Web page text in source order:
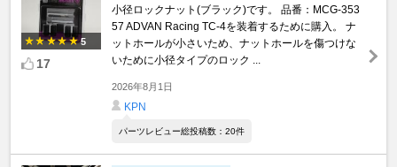
5
17
小径ロックナット(ブラック)です。 品番：MCG-353
57 ADVAN Racing TC-4を装着するために購入。 ナ
ットホールが小さいため、ナットホールを傷つけな
いために小径タイプのロック ...
2026年8月1日
KPN
パーツレビュー総投稿数：20件